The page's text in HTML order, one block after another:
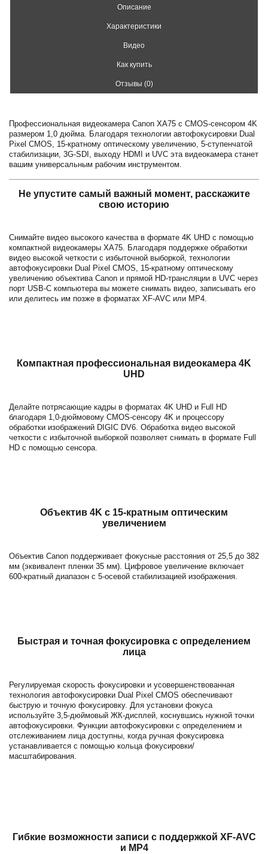
Описание
Характеристики
Видео
Как купить
Отзывы (0)
Профессиональная видеокамера Canon XA75 с CMOS-сенсором 4K
размером 1,0 дюйма. Благодаря технологии автофокусировки Dual
Pixel CMOS, 15-кратному оптическому увеличению, 5-ступенчатой
стабилизации, 3G-SDI, выходу HDMI и UVC эта видеокамера станет
вашим универсальным рабочим инструментом.
Не упустите самый важный момент, расскажите
свою историю
Снимайте видео высокого качества в формате 4K UHD с помощью
компактной видеокамеры XA75. Благодаря поддержке обработки
видео высокой четкости с избыточной выборкой, технологии
автофокусировки Dual Pixel CMOS, 15-кратному оптическому
увеличению объектива Canon и прямой HD-трансляции в UVC через
порт USB-C компьютера вы можете снимать видео, записывать его
или делитесь им позже в форматах XF-AVC или MP4.
Компактная профессиональная видеокамера 4K
UHD
Делайте потрясающие кадры в форматах 4K UHD и Full HD
благодаря 1,0-дюймовому CMOS-сенсору 4K и процессору
обработки изображений DIGIC DV6. Обработка видео высокой
четкости с избыточной выборкой позволяет снимать в формате Full
HD с помощью сенсора.
Объектив 4K с 15-кратным оптическим
увеличением
Объектив Canon поддерживает фокусные расстояния от 25,5 до 382
мм (эквивалент пленки 35 мм). Цифровое увеличение включает
600-кратный диапазон с 5-осевой стабилизацией изображения.
Быстрая и точная фокусировка с определением
лица
Регулируемая скорость фокусировки и усовершенствованная
технология автофокусировки Dual Pixel CMOS обеспечивают
быструю и точную фокусировку. Для установки фокуса
используйте 3,5-дюймовый ЖК-дисплей, коснувшись нужной точки
автофокусировки. Функции автофокусировки с определением и
отслеживанием лица доступны, когда ручная фокусировка
устанавливается с помощью кольца фокусировки/
масштабирования.
Гибкие возможности записи с поддержкой XF-AVC
и MP4